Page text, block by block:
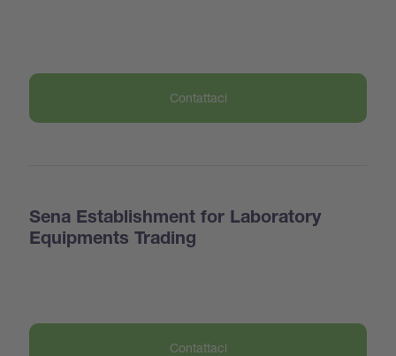
Contattaci
Sena Establishment for Laboratory
Equipments Trading
Contattaci